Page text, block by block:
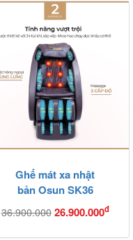
Ghế mát xa nhật
bản Osun SK36
36.900.000 26.900.000đ